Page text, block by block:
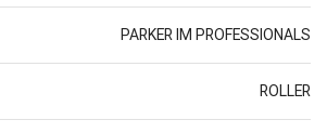
PARKER IM PROFESSIONALS
ROLLER